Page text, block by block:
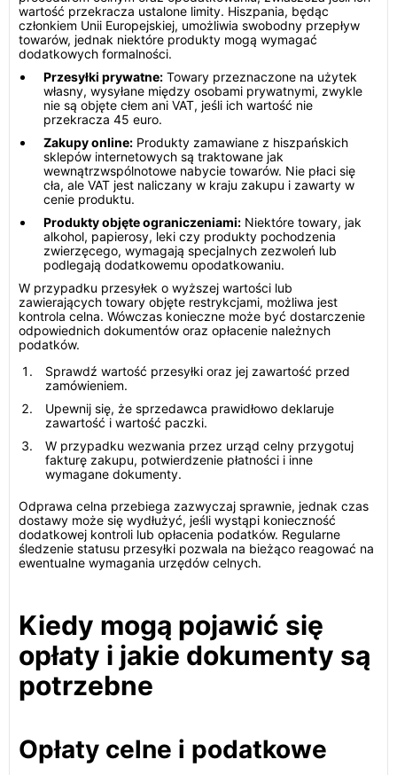
wartość przekracza ustalone limity. Hiszpania, będąc
członkiem Unii Europejskiej, umożliwia swobodny przepływ
towarów, jednak niektóre produkty mogą wymagać
dodatkowych formalności.
Przesyłki prywatne: Towary przeznaczone na użytek
własny, wysyłane między osobami prywatnymi, zwykle
nie są objęte cłem ani VAT, jeśli ich wartość nie
przekracza 45 euro.
Zakupy online: Produkty zamawiane z hiszpańskich
sklepów internetowych są traktowane jak
wewnątrzwspólnotowe nabycie towarów. Nie płaci się
cła, ale VAT jest naliczany w kraju zakupu i zawarty w
cenie produktu.
Produkty objęte ograniczeniami: Niektóre towary, jak
alkohol, papierosy, leki czy produkty pochodzenia
zwierzęcego, wymagają specjalnych zezwoleń lub
podlegają dodatkowemu opodatkowaniu.
W przypadku przesyłek o wyższej wartości lub
zawierających towary objęte restrykcjami, możliwa jest
kontrola celna. Wówczas konieczne może być dostarczenie
odpowiednich dokumentów oraz opłacenie należnych
podatków.
Sprawdź wartość przesyłki oraz jej zawartość przed
zamówieniem.
Upewnij się, że sprzedawca prawidłowo deklaruje
zawartość i wartość paczki.
W przypadku wezwania przez urząd celny przygotuj
fakturę zakupu, potwierdzenie płatności i inne
wymagane dokumenty.
Odprawa celna przebiega zazwyczaj sprawnie, jednak czas
dostawy może się wydłużyć, jeśli wystąpi konieczność
dodatkowej kontroli lub opłacenia podatków. Regularne
śledzenie statusu przesyłki pozwala na bieżąco reagować na
ewentualne wymagania urzędów celnych.
Kiedy mogą pojawić się
opłaty i jakie dokumenty są
potrzebne
Opłaty celne i podatkowe